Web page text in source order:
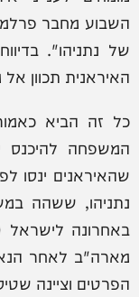
השבוע מחבר
של נתניהו".
האיראנית תכוון
כל זה הביא
המשפחה להיכנס
שהאיראנים ינסו
נתניהו, ששהה
באחרונה לישראל
מארה"ב לאחר
הפרטים וציינה